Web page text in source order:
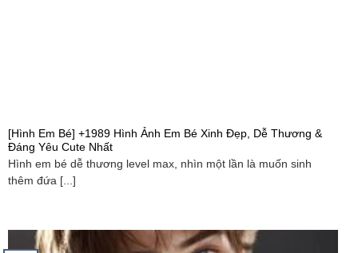
[Hình Em Bé] +1989 Hình Ảnh Em Bé Xinh Đẹp, Dễ Thương &
Đáng Yêu Cute Nhất
Hình em bé dễ thương level max, nhìn một lần là muốn sinh
thêm đứa [...]